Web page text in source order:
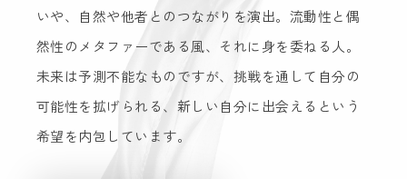
いや、自然や他者とのつながりを演出。流動性と偶
然性のメタファーである風、それに身を委ねる人。
未来は予測不能なものですが、挑戦を通して自分の
可能性を拡げられる、新しい自分に出会えるという
希望を内包しています。